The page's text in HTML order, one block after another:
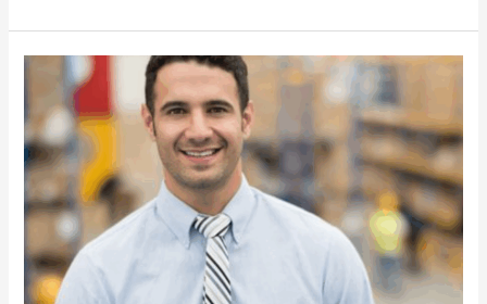
LOGISTICS
MANAGER
–
NICOSIA